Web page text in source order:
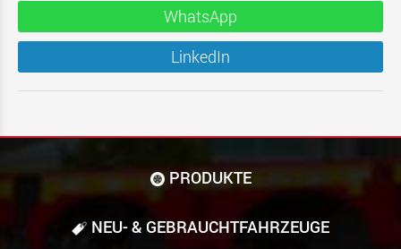
WhatsApp
LinkedIn
PRODUKTE
NEU- & GEBRAUCHT­FAHRZEUGE